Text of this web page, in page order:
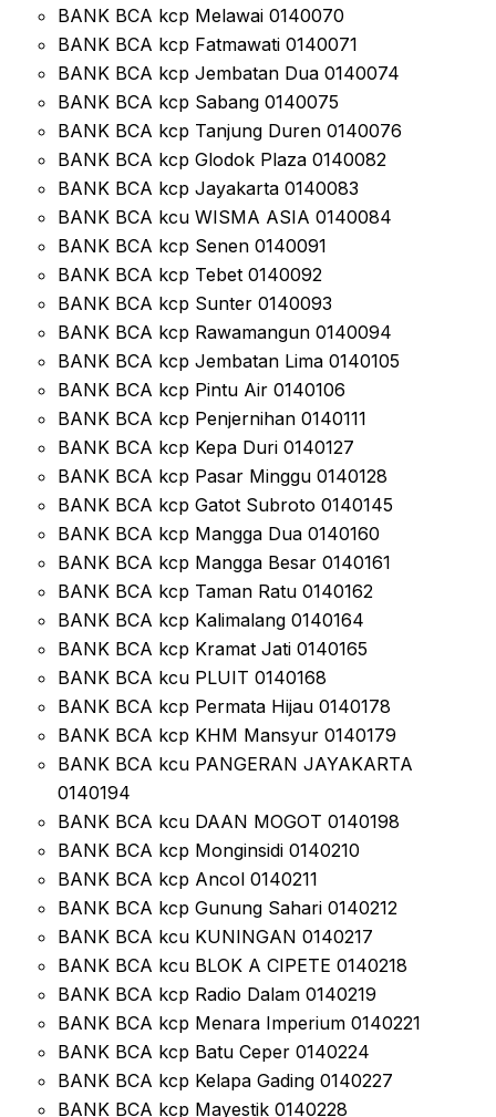
BANK BCA kcp Melawai 0140070
BANK BCA kcp Fatmawati 0140071
BANK BCA kcp Jembatan Dua 0140074
BANK BCA kcp Sabang 0140075
BANK BCA kcp Tanjung Duren 0140076
BANK BCA kcp Glodok Plaza 0140082
BANK BCA kcp Jayakarta 0140083
BANK BCA kcu WISMA ASIA 0140084
BANK BCA kcp Senen 0140091
BANK BCA kcp Tebet 0140092
BANK BCA kcp Sunter 0140093
BANK BCA kcp Rawamangun 0140094
BANK BCA kcp Jembatan Lima 0140105
BANK BCA kcp Pintu Air 0140106
BANK BCA kcp Penjernihan 0140111
BANK BCA kcp Kepa Duri 0140127
BANK BCA kcp Pasar Minggu 0140128
BANK BCA kcp Gatot Subroto 0140145
BANK BCA kcp Mangga Dua 0140160
BANK BCA kcp Mangga Besar 0140161
BANK BCA kcp Taman Ratu 0140162
BANK BCA kcp Kalimalang 0140164
BANK BCA kcp Kramat Jati 0140165
BANK BCA kcu PLUIT 0140168
BANK BCA kcp Permata Hijau 0140178
BANK BCA kcp KHM Mansyur 0140179
BANK BCA kcu PANGERAN JAYAKARTA
0140194
BANK BCA kcu DAAN MOGOT 0140198
BANK BCA kcp Monginsidi 0140210
BANK BCA kcp Ancol 0140211
BANK BCA kcp Gunung Sahari 0140212
BANK BCA kcu KUNINGAN 0140217
BANK BCA kcu BLOK A CIPETE 0140218
BANK BCA kcp Radio Dalam 0140219
BANK BCA kcp Menara Imperium 0140221
BANK BCA kcp Batu Ceper 0140224
BANK BCA kcp Kelapa Gading 0140227
BANK BCA kcp Mayestik 0140228